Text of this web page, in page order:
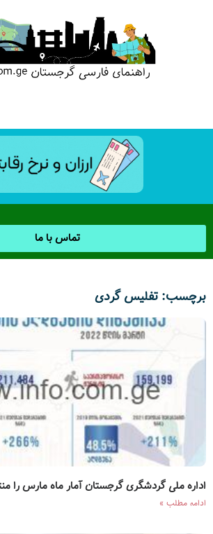
تماس با ما
برچسب: تفلیس گردی
اداره ملی گردشگری گرجستان آمار ماه مارس را
ادامه مطلب »